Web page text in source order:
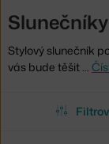
Stylový slunečník
vás bude těšit …